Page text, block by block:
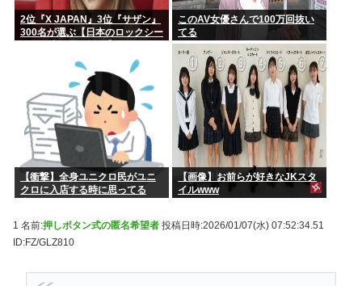
2位『X JAPAN』3位『サザン』
300名が選ぶ【日本のロックシー
このAV女優さんで100万回抜い
てる
【衝撃】全身ユニクロ民がユニ
クロに入店する時に思ってる
【画像】お前らが好きなJKスタ
イルwww
1 名前:押しボタン式の匿名希望者 投稿日時:2026/01/07(水) 07:52:34.51
ID:FZ/GLZ810